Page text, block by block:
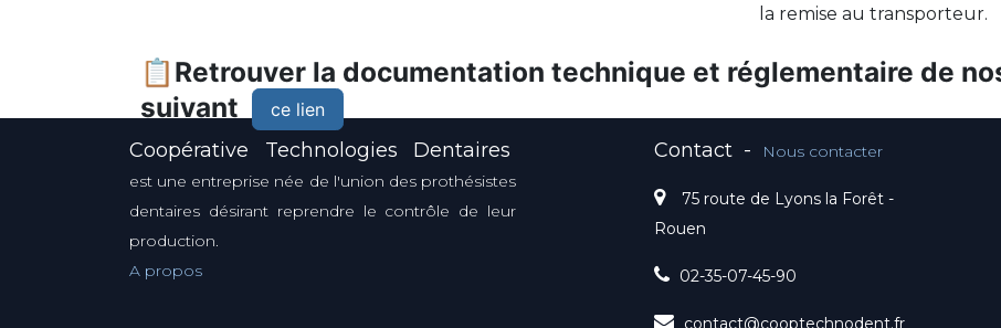
la remise au transporteur.
📋Retrouver la documentation technique et réglementaire de
suivant
ce lien
Coopérative Technologies Dentaires
est une entreprise née de l'union des prothésistes
dentaires désirant reprendre le contrôle de leur
production.
A propos
Contact - Nous contacter
75 route de Lyons la Forêt -
Rouen
02-35-07-45-90
contact@cooptechnodent.fr